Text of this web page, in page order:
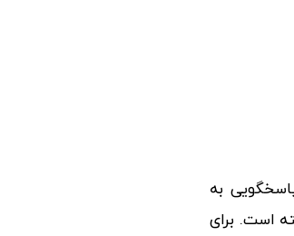
به
است. برای